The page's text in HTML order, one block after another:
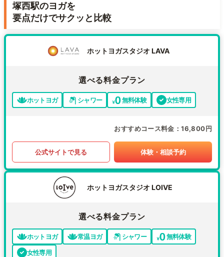
塚西駅のヨガを
要点だけでサクッと比較
ホットヨガスタジオ LAVA
選べる料金プラン
ホットヨガ シャワー 無料体験 女性専用
おすすめコース料金 16,800円
公式サイトで見る 体験・相談予約
ホットヨガスタジオ LOIVE
選べる料金プラン
ホットヨガ 常温ヨガ シャワー
無料体験
女性専用